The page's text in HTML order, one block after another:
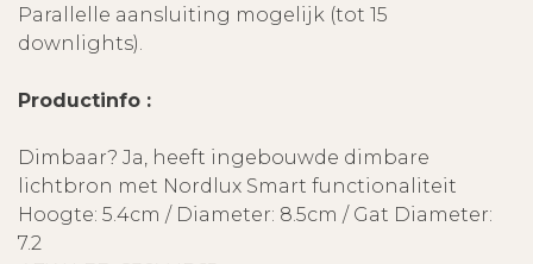
Parallelle aansluiting mogelijk (tot 15
downlights).
Productinfo :
Dimbaar? Ja, heeft ingebouwde dimbare
lichtbron met Nordlux Smart functionaliteit
Hoogte: 5.4cm / Diameter: 8.5cm / Gat Diameter:
7.2